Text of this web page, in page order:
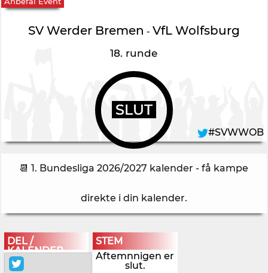
SV Werder Bremen - VfL Wolfsburg
18. runde
SLUT
#SVWWOB
📆 1. Bundesliga 2026/2027 kalender - få kampe
direkte i din kalender.
DEL /
KALENDER
STEM
Aftemnnigen er
slut.